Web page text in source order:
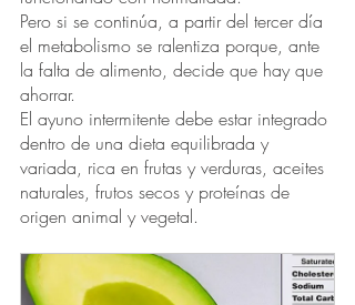
Pero si se continúa, a partir del tercer día
el metabolismo se ralentiza porque, ante
la falta de alimento, decide que hay que
ahorrar.
El ayuno intermitente debe estar integrado
dentro de una dieta equilibrada y
variada, rica en frutas y verduras, aceites
naturales, frutos secos y proteínas de
origen animal y vegetal.